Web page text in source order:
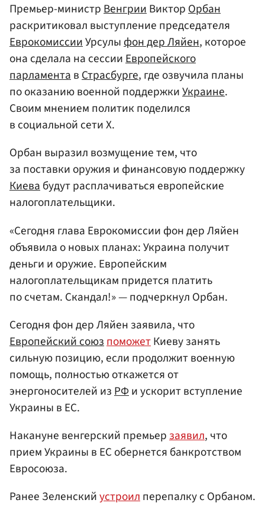
Премьер-министрВенгрииВикторОрбан
раскритиковал выступление председателя
ЕврокомиссииУрсулыфон дер Ляйен, которое
она сделала на сессииЕвропейского
парламентавСтрасбурге, где озвучила планы
по оказанию военной поддержкиУкраине.
Своим мнением политик поделился
в социальной сети Х.
Орбан выразил возмущение тем, что
за поставки оружия и финансовую поддержку
Киевабудут расплачиваться европейские
налогоплательщики.
«Сегодня глава Еврокомиссии фон дер Ляйен
объявила о новых планах: Украина получит
деньги и оружие. Европейским
налогоплательщикам придется платить
по счетам. Скандал!» — подчеркнул Орбан.
Сегодня фон дер Ляйен заявила, что
Европейский союзпоможетКиеву занять
сильную позицию, если продолжит военную
помощь, полностью откажется от
энергоносителей изРФи ускорит вступление
Украины в ЕС.
Накануне венгерский премьерзаявил, что
прием Украины в ЕС обернется банкротством
Евросоюза.
Ранее Зеленскийустроилперепалку с Орбаном.